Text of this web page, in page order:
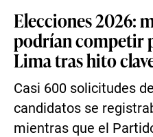
Elecciones 2026:
podrían competir
Lima tras hito
Casi 600 solicitudes
candidatos se
mientras que el